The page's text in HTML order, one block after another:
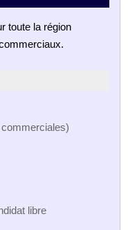
toute la région
libre